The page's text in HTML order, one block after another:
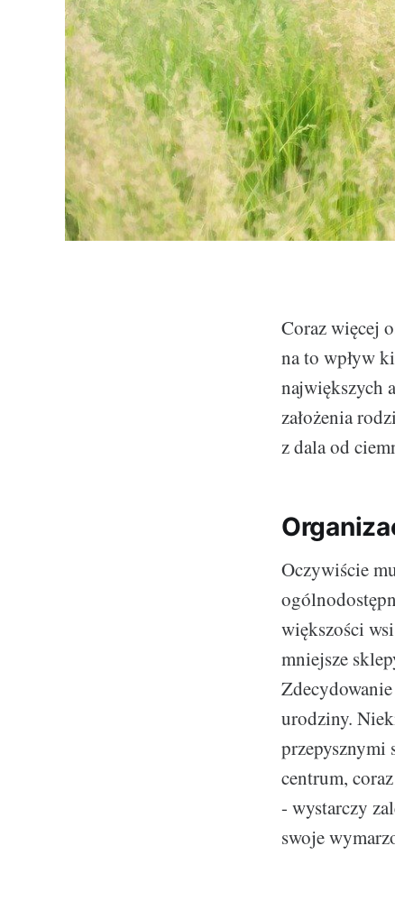
Coraz więcej
na to wpływ
największych
założenia
z dala od
Oczywiście
większości
mniejsze
urodziny.
przepysznymi
centrum,
- wystarczy
swoje